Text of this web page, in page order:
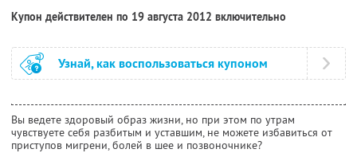
Купон действителен по 19 августа 2012 включительно
Узнай, как воспользоваться купоном
Вы ведете здоровый образ жизни, но при этом по утрам
чувствуете себя разбитым и уставшим, не можете избавиться от
приступов мигрени, болей в шее и позвоночнике?